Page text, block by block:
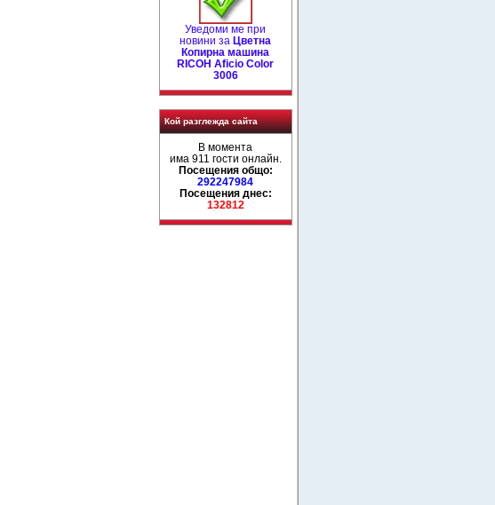
Уведоми ме при
новини за Цветна
Копирна машина
RICOH Aficio Color
3006
Кой разглежда сайта
В момента
има 911 гости онлайн.
Посещения общо:
292247984
Посещения днес:
132812